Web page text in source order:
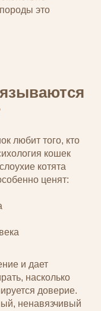
это
любит того, кто
кошек
котята
ценят:
и дает
насколько
доверие.
ненавязчивый